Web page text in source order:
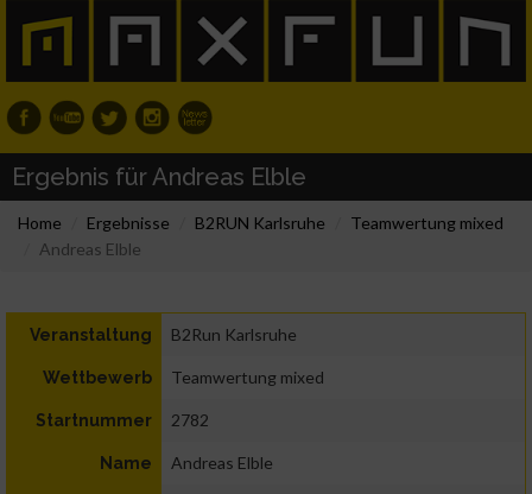
Ergebnis für Andreas Elble
Home Ergebnisse B2RUN Karlsruhe
Teamwertung mixed
Andreas Elble
Veranstaltung B2Run Karlsruhe
Wettbewerb Teamwertung mixed
Startnummer 2782
Name Andreas Elble